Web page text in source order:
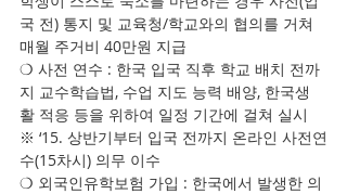
국 전) 통지 및 교육청/학교와의 협의를 거쳐
매월 주거비 40만원 지급
❍ 사전 연수 : 한국 입국 직후 학교 배치 전까
지 교수학습법, 수업 지도 능력 배양, 한국생
활 적응 등을 위하여 일정 기간에 걸쳐 실시
※ ‘15. 상반기부터 입국 전까지 온라인 사전연
수(15차시) 의무 이수
❍ 외국인유학보험 가입 : 한국에서 발생한 의